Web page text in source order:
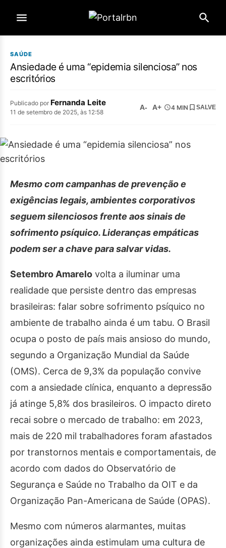
SAÚDE
Ansiedade é uma “epidemia silenciosa” nos
escritórios
Publicado por Fernanda Leite
11 de setembro de 2025, às 12:58
A- A+ 4 MIN SALVE
Mesmo com campanhas de prevenção e
exigências legais,ambientes corporativos
seguem silenciosos frente aos sinaisde
sofrimento psíquico. Lideranças empáticas
podem ser a chave para salvar vidas.
Setembro Amarelo volta a iluminar uma
realidade que persiste dentro das empresas
brasileiras: falar sobre sofrimento psíquico no
ambiente de trabalho ainda é um tabu. O Brasil
ocupa o posto de país mais ansioso do mundo,
segundo a Organização Mundial da Saúde
(OMS). Cerca de 9,3% da população convive
com a ansiedade clínica, enquanto a depressão
já atinge 5,8% dos brasileiros. O impacto direto
recai sobre o mercado de trabalho: em 2023,
mais de 220 mil trabalhadores foram afastados
por transtornos mentais e comportamentais, de
acordo com dados do Observatório de
Segurança e Saúde no Trabalho da OIT e da
Organização Pan-Americana de Saúde (OPAS).
Mesmo com números alarmantes, muitas
organizações ainda estimulam uma cultura de